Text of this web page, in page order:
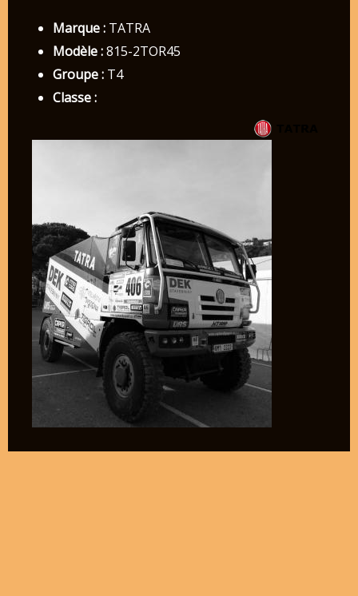
Marque :TATRA
Modèle :815-2TOR45
Groupe :T4
Classe :